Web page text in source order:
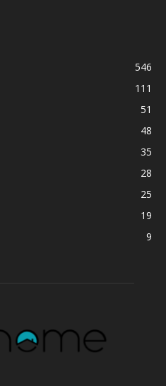
546
111
51
48
35
28
25
19
9